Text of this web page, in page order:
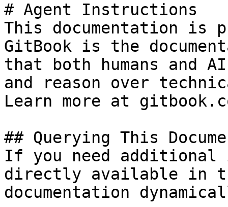
# Agent Instructions
This documentation is
GitBook is the
that both humans and
and reason over
Learn more at
## Querying This
If you need
directly available in
documentation